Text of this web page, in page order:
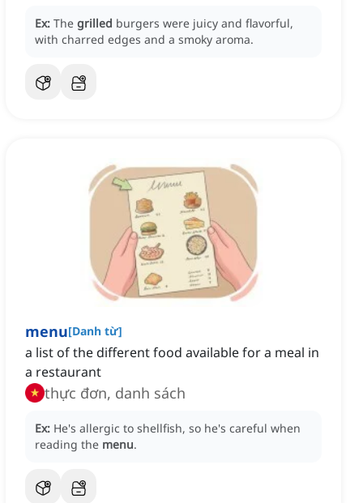
Ex: The grilled burgers were juicy and flavorful,
with charred edges and a smoky aroma.
menu[Danh từ]
a list of the different food available for a meal in
a restaurant
thực đơn, danh sách
Ex: He's allergic to shellfish, so he's careful when
reading the menu.